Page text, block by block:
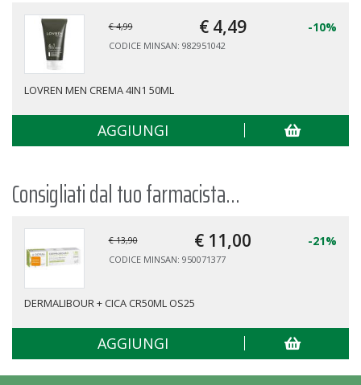
€ 4,99 € 4,49 -10%
CODICE MINSAN: 982951042
LOVREN MEN CREMA 4IN1 50ML
AGGIUNGI
Consigliati dal tuo farmacista...
€ 13,90 € 11,00 -21%
CODICE MINSAN: 950071377
DERMALIBOUR + CICA CR50ML OS25
AGGIUNGI